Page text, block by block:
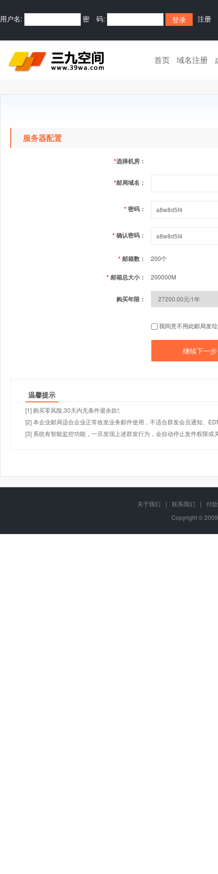
用户名: 密 码: 注册
首页 域名注册
服务器配置
*选择机房：
*邮局域名：
*密码：
*确认密码：
*邮箱数： 200个
*邮箱总大小： 200000M
购买年限：
我同意不用此邮局发
温馨提示
[1] 购买零风险,30天内无条件退余款!;
[2] 本企业邮局适合企业正常收发业务邮件使用，不适合群发会员通知、
[3] 系统有智能监控功能，一旦发现上述群发行为，会自动停止发件权限或
关于我们 | 联系我们 |
付
Copyright ©